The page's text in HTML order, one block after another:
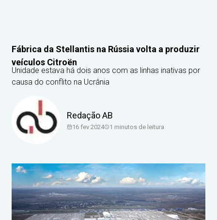
Fábrica da Stellantis na Rússia volta a produzir
veículos Citroën
Unidade estava há dois anos com as linhas inativas por
causa do conflito na Ucrânia
Redação AB
16 fev 2024 1 minutos de leitura